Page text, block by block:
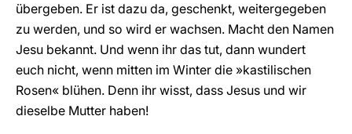
übergeben. Er ist dazu da, geschenkt, weitergegeben
zu werden, und so wird er wachsen. Macht den Namen
Jesu bekannt. Und wenn ihr das tut, dann wundert
euch nicht, wenn mitten im Winter die »kastilischen
Rosen« blühen. Denn ihr wisst, dass Jesus und wir
dieselbe Mutter haben!